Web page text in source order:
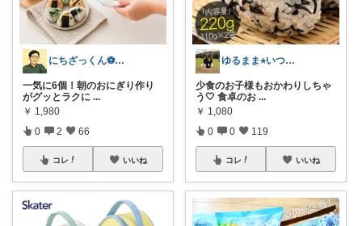
にちざっくん⚽️日用品好き30代🔰
一気に6個！朝のおにぎり作り
がグッとラクに ...
￥ 1,980
0 2 66
コレ いいね
ゆるまま⭐︎いつもありがとうございます✨
少食のお子様もおかわりしちゃ
う🤍 食卓のお ...
￥ 1,080
0 0 119
コレ いいね